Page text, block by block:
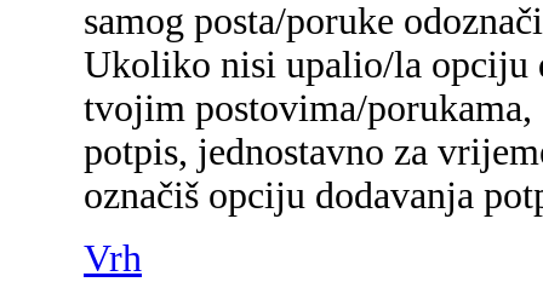
samog posta/poruke
Ukoliko nisi upalio/la opciju
tvojim postovima/
potpis, jednostavno za
označiš opciju dodavanja
Vrh